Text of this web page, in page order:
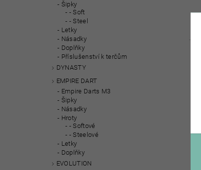
Šipky
- Soft
- Steel
Letky
Násadky
Doplňky
Příslušenství k terčům
DYNASTY
EMPIRE DART
Empire Darts M3
Šipky
Násadky
Hroty
- Softové
- Steelové
Letky
Doplňky
EVOLUTION